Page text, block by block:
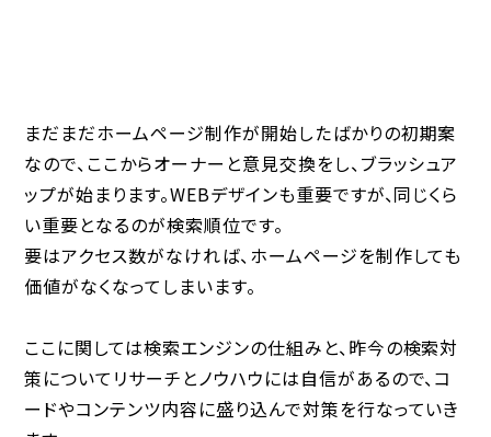
まだまだホームページ制作が開始したばかりの初期案
なので、ここからオーナーと意見交換をし、ブラッシュア
ップが始まります。WEBデザインも重要ですが、同じくら
い重要となるのが検索順位です。
要はアクセス数がなければ、ホームページを制作しても
価値がなくなってしまいます。
ここに関しては検索エンジンの仕組みと、昨今の検索対
策についてリサーチとノウハウには自信があるので、コ
ードやコンテンツ内容に盛り込んで対策を行なっていき